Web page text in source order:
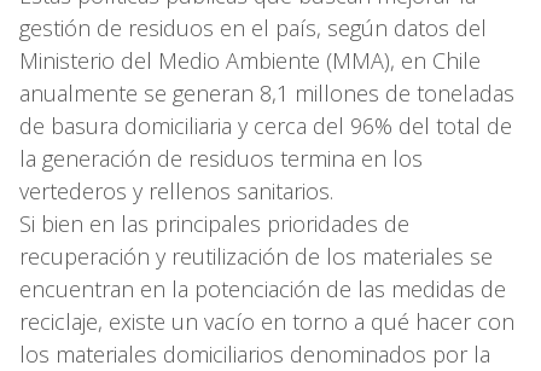
gestión de residuos en el país, según datos del
Ministerio del Medio Ambiente (MMA), en Chile
anualmente se generan 8,1 millones de toneladas
de basura domiciliaria y cerca del 96% del total de
la generación de residuos termina en los
vertederos y rellenos sanitarios.
Si bien en las principales prioridades de
recuperación y reutilización de los materiales se
encuentran en la potenciación de las medidas de
reciclaje, existe un vacío en torno a qué hacer con
los materiales domiciliarios denominados por la